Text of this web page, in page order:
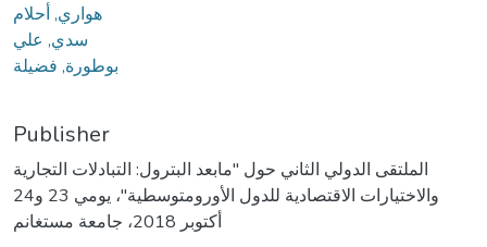
هواري, أحلام
سدي, علي
بوطورة, فضيلة
Publisher
الملتقى الدولي الثاني حول "مابعد البترول: التبادلات التجارية
والاختيارات الاقتصادية للدول الأورومتوسطية"، يومي 23 و24
أكتوبر 2018، جامعة مستغانم